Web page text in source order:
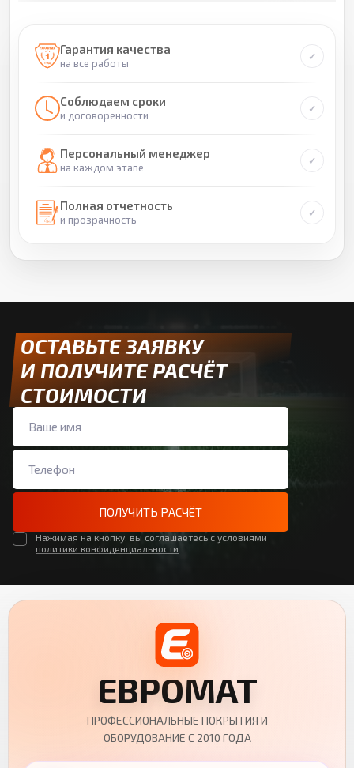
Гарантия качества
на все работы
Соблюдаем сроки
и договоренности
Персональный менеджер
на каждом этапе
Полная отчетность
и прозрачность
ОСТАВЬТЕ ЗАЯВКУ
И ПОЛУЧИТЕ РАСЧЁТ
СТОИМОСТИ
ПОЛУЧИТЬ РАСЧЁТ
Нажимая на кнопку, вы соглашаетесь с условиями
политики конфиденциальности
ЕВРОМАТ
ПРОФЕССИОНАЛЬНЫЕ ПОКРЫТИЯ И
ОБОРУДОВАНИЕ С 2010 ГОДА